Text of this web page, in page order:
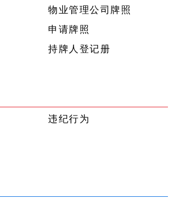
物业管理公司牌照
申请牌照
持牌人登记册
违纪行为